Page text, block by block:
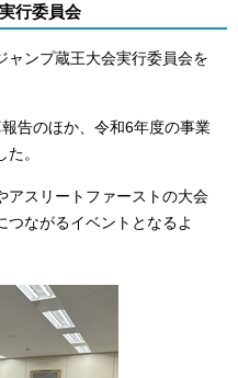
行委員会
ャンプ蔵王大会実行委員会を
告のほか、令和6年度の事業
。
アスリートファーストの大会
つながるイベントとなるよ